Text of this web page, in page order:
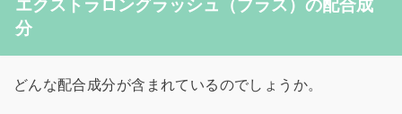
エクストラロングラッシュ（プラス）の配合成
分
どんな配合成分が含まれているのでしょうか。